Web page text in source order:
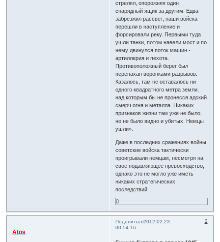
стрелял, опорожняя один
снарядный ящик за другим. Едва
забрезжил рассвет, наши войска
перешли в наступление и
форсировали реку. Первыми туда
ушли танки, потом навели мост и по
нему двинулся поток машин -
артиллерия и пехота.
Противоположный берег был
перепахан воронками разрывов.
Казалось, там не оставалось ни
одного квадратного метра земли,
над которым бы не пронесся адский
смерч огня и металла. Никаких
признаков жизни там уже не было,
но не было видно и убитых. Немцы
ушли».
Даже в последних сражениях войны
советские войска тактически
проигрывали немцам, несмотря на
свое подавляющее превосходство,
однако это не могло уже иметь
никаких стратегических
последствий.
0
Поделиться 2
2012-02-23
00:54:16
Atos